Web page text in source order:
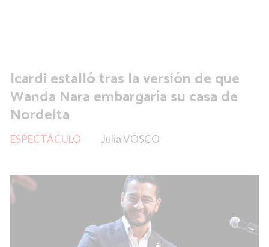
Icardi estalló tras la versión de que
Wanda Nara embargaría su casa de
Nordelta
Julia VOSCO
ESPECTÁCULO